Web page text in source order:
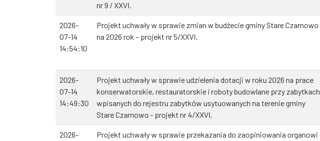
nr 9 / XXVI.
2026-
07-14
14:54:10
Projekt uchwały w sprawie zmian w budżecie gminy Stare Czarnowo
na 2026 rok – projekt nr 5/XXVI.
2026-
07-14
14:49:30
Projekt uchwały w sprawie udzielenia dotacji w roku 2026 na prace
konserwatorskie, restauratorskie i roboty budowlane przy zabytkach
wpisanych do rejestru zabytków usytuowanych na terenie gminy
Stare Czarnowo - projekt nr 4/XXVI.
2026-
Projekt uchwały w sprawie przekazania do zaopiniowania organowi